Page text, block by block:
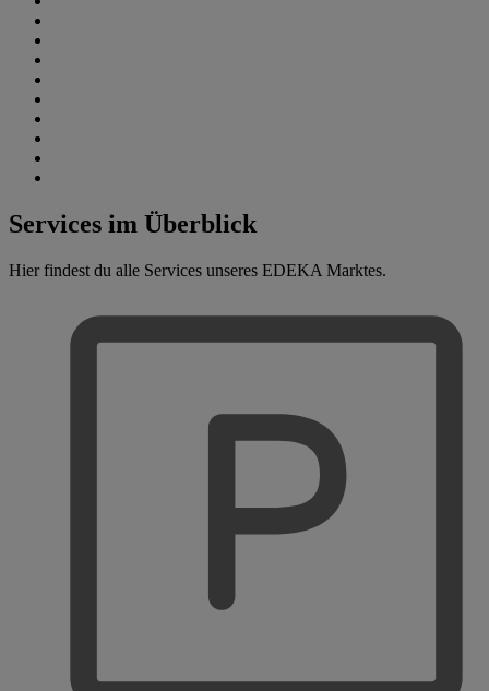
Services im Überblick
Hier findest du alle Services unseres EDEKA Marktes.